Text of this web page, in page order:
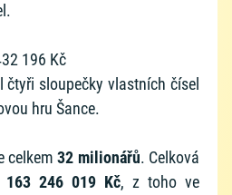
196 Kč
čtyři sloupečky vlastních čísel
hru Šance.
celkem32 milionářů. Celková
163 246 019 Kč, z toho ve